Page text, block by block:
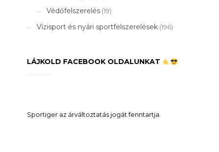
Védőfelszerelés (19)
Vízisport és nyári sportfelszerelések (196)
LÁJKOLD FACEBOOK OLDALUNKAT
Sportiger az árváltoztatás jogát fenntartja.